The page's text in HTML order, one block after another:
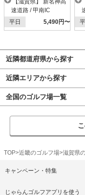
速道路 / 甲南IC
平日
5,490円〜
近隣都道府県から探す
近隣エリアから探す
全国のゴルフ場一覧
TOP 近畿のゴルフ場 滋賀県
キャンペーン・特集
じゃらんゴルフアプリを使う